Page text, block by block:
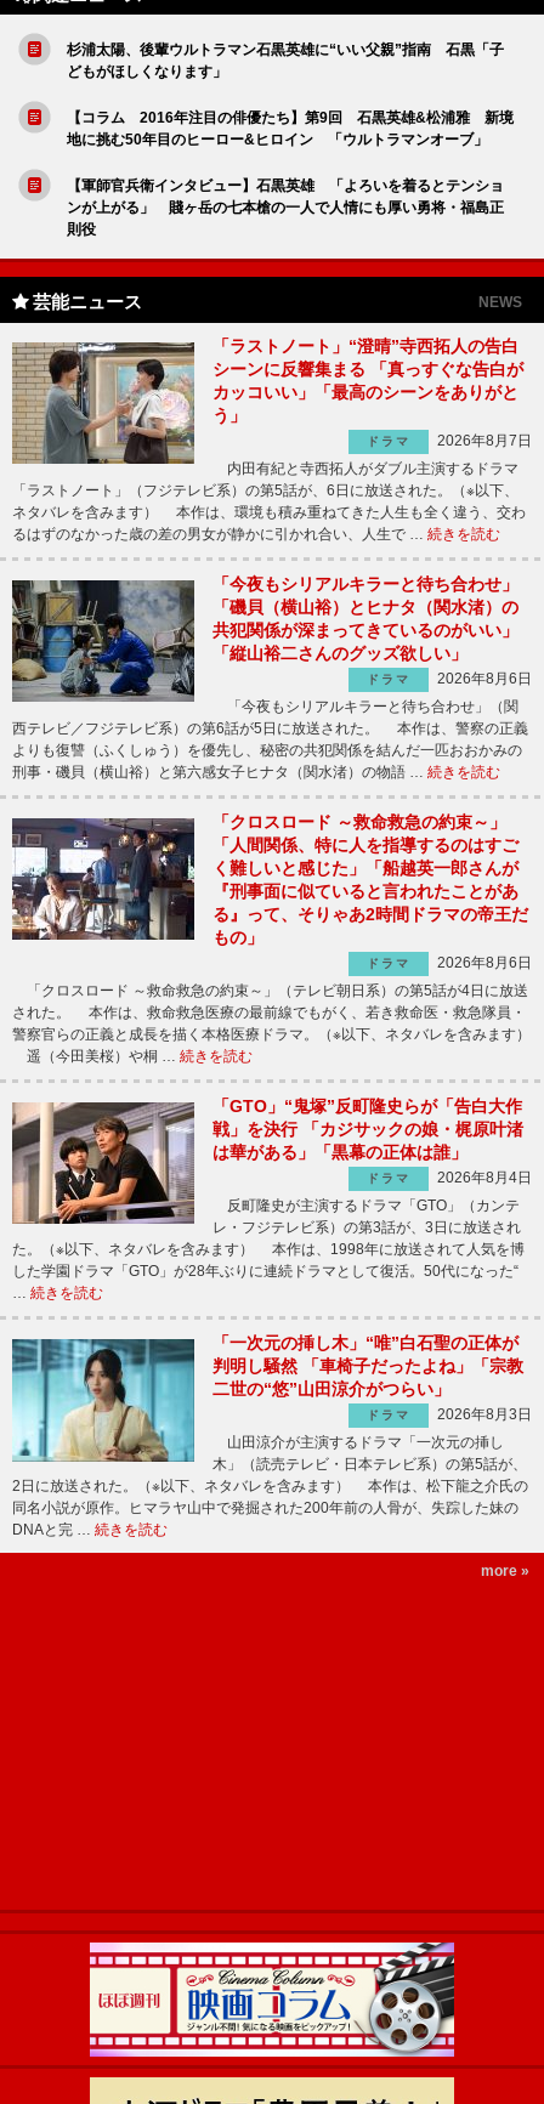
杉浦太陽、後輩ウルトラマン石黒英雄に“いい父親”指南 石黒「子
どもがほしくなります」
【コラム 2016年注目の俳優たち】第9回 石黒英雄&松浦雅 新境
地に挑む50年目のヒーロー&ヒロイン 「ウルトラマンオーブ」
【軍師官兵衛インタビュー】石黒英雄 「よろいを着るとテンショ
ンが上がる」 賤ヶ岳の七本槍の一人で人情にも厚い勇将・福島正
則役
芸能ニュース NEWS
「ラストノート」“澄晴”寺西拓人の告白
シーンに反響集まる 「真っすぐな告白が
カッコいい」「最高のシーンをありがと
う」
ドラマ
2026年8月7日
内田有紀と寺西拓人がダブル主演するドラマ
「ラストノート」（フジテレビ系）の第5話が、6日に放送された。（※以下、
ネタバレを含みます） 本作は、環境も積み重ねてきた人生も全く違う、交わ
るはずのなかった歳の差の男女が静かに引かれ合い、人生で … 続きを読む
「今夜もシリアルキラーと待ち合わせ」
「磯貝（横山裕）とヒナタ（関水渚）の
共犯関係が深まってきているのがいい」
「縦山裕二さんのグッズ欲しい」
ドラマ
2026年8月6日
「今夜もシリアルキラーと待ち合わせ」（関
西テレビ／フジテレビ系）の第6話が5日に放送された。 本作は、警察の正義
よりも復讐（ふくしゅう）を優先し、秘密の共犯関係を結んだ一匹おおかみの
刑事・磯貝（横山裕）と第六感女子ヒナタ（関水渚）の物語 … 続きを読む
「クロスロード ～救命救急の約束～」
「人間関係、特に人を指導するのはすご
く難しいと感じた」「船越英一郎さんが
『刑事面に似ていると言われたことがあ
る』って、そりゃあ2時間ドラマの帝王だ
もの」
ドラマ
2026年8月6日
「クロスロード ～救命救急の約束～」（テレビ朝日系）の第5話が4日に放送
された。 本作は、救命救急医療の最前線でもがく、若き救命医・救急隊員・
警察官らの正義と成長を描く本格医療ドラマ。（※以下、ネタバレを含みます）
遥（今田美桜）や桐 … 続きを読む
「GTO」“鬼塚”反町隆史らが「告白大作
戦」を決行 「カジサックの娘・梶原叶渚
は華がある」「黒幕の正体は誰」
ドラマ
2026年8月4日
反町隆史が主演するドラマ「GTO」（カンテ
レ・フジテレビ系）の第3話が、3日に放送され
た。（※以下、ネタバレを含みます） 本作は、1998年に放送されて人気を博
した学園ドラマ「GTO」が28年ぶりに連続ドラマとして復活。50代になった“
… 続きを読む
「一次元の挿し木」“唯”白石聖の正体が
判明し騒然 「車椅子だったよね」「宗教
二世の“悠”山田涼介がつらい」
ドラマ
2026年8月3日
山田涼介が主演するドラマ「一次元の挿し
木」（読売テレビ・日本テレビ系）の第5話が、
2日に放送された。（※以下、ネタバレを含みます） 本作は、松下龍之介氏の
同名小説が原作。ヒマラヤ山中で発掘された200年前の人骨が、失踪した妹の
DNAと完 … 続きを読む
more »